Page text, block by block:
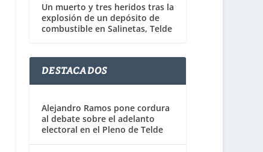
Un muerto y tres heridos tras la
explosión de un depósito de
combustible en Salinetas, Telde
DESTACADOS
Alejandro Ramos pone cordura
al debate sobre el adelanto
electoral en el Pleno de Telde